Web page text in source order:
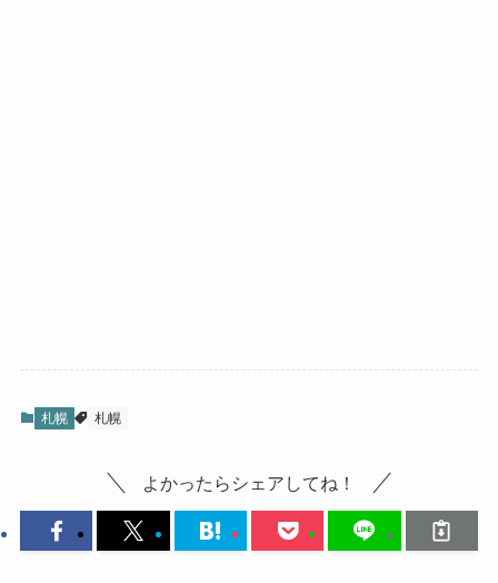
札幌 札幌
よかったらシェアしてね！